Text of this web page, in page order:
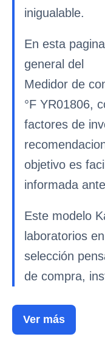
inigualable.
En esta
general del
Medidor de
°F YR01806,
factores de
objetivo es
informada
Este modelo
laboratorios
selección
de compra,
Ver más